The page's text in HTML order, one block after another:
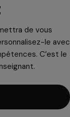
de vous
le avec
C’est le